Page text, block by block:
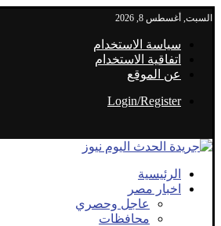
السبت, أغسطس 8, 2026
سياسة الاستخدام
اتفاقية الاستخدام
عن الموقع
Login/Register
الرئيسية
اخبار مصر
عاجل وحصري
محافظات